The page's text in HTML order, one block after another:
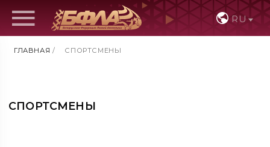
RU
ГЛАВНАЯ / СПОРТСМЕНЫ
СПОРТСМЕНЫ